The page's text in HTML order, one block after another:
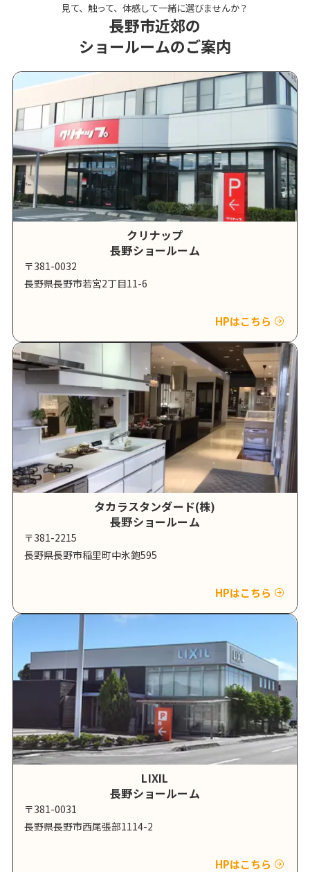
見て、触って、体感して一緒に選びませんか？
長野市近郊の
ショールームのご案内
クリナップ
長野ショールーム
〒381-0032
長野県長野市若宮2丁目11-6
HPはこちら
タカラスタンダード(株)
長野ショールーム
〒381-2215
長野県長野市稲里町中氷鉋595
HPはこちら
LIXIL
長野ショールーム
〒381-0031
長野県長野市西尾張部1114-2
HPはこちら